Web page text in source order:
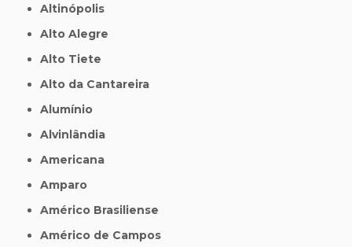
Altinópolis
Alto Alegre
Alto Tiete
Alto da Cantareira
Alumínio
Alvinlândia
Americana
Amparo
Américo Brasiliense
Américo de Campos